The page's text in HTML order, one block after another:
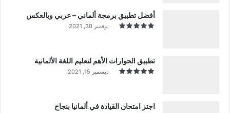
أفضل تطبيق برمجة ألماني – عربي وبالعكس
نوفمبر 30, 2021
تطبيق الحوارات الأهم لتعليم اللغة الألمانية
ديسمبر 15, 2021
اجتز امتحان القيادة في ألمانيا بنجاح